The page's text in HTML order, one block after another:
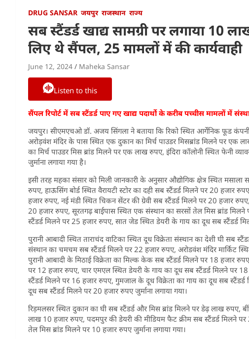
DRUG SANSAR जयपुर राजस्थान राज्य
सब स्टैंडर्ड खाद्य सामग्री पर लगाया 10
लिए थे सैंपल, 25 मामलों में की कार्यवाही
June 12, 2024 Maheka Sansar
Listen to this
सैंपल रिपोर्ट में सब स्टैंडर्ड पाए गए खाद्य पदार्थो के करीब पच्चीस मामलों में
जयपुर। सीएमएचओ डॉ. अजय सिंगला ने बताया कि रिको स्थित आर्गेनिक फूड कंपनी
अरोड़वंश मंदिर के पास स्थित एक दुकान का मिर्च पाउडर मिसब्रांड मिलने पर एक
का मिर्च पाउडर मिस ब्रांड मिलने पर एक लाख रुपए, इंदिरा कॉलोनी स्थित फेनी
जुर्माना लगाया गया है।
इसी तरह महका संसार को मिली जानकारी के अनुसार औद्योगिक क्षेत्र स्थित मसाला
रुपए, हाऊसिंग बोर्ड स्थित वैरायटी स्टोर का दही सब स्टैंडर्ड मिलने पर 20 हजार
हजार रुपए, नई मंडी स्थित चिकन सेंटर की ग्रेवी सब स्टैंडर्ड मिलने पर 20 हजार
20 हजार रुपए, सूरतगढ़ बाईपास स्थित एक संस्थान का सरसों तेल मिस ब्रांड
स्टैंडर्ड मिलने पर 25 हजार रुपए, सात जेड स्थित डेयरी के गाय का दूध सब स्टैंडर्ड
पुरानी आबादी स्थित ताराचंद वाटिका स्थित दूध विक्रेता संस्थान का देशी घी सब
संस्थान का चमचम सब स्टैंडर्ड मिलने पर 22 हजार रुपए, अरोडवंश मंदिर मार्किट
पुरानी आबादी के मिठाई विक्रेता का मिल्क केक सब स्टैंडर्ड मिलने पर 18 हजार
पर 12 हजार रुपए, चार एमएल स्थित डेयरी के गाय का दूध सब स्टैंडर्ड मिलने पर
स्टैंडर्ड मिलने पर 16 हजार रुपए, गुमजाल के दूध विक्रेता का गाय का दूध सब
दूध सब स्टैंडर्ड मिलने पर 20 हजार रुपए जुर्माना लगाया गया।
रिड़मलसर स्थित दुकान का घी सब स्टैंडर्ड और मिस ब्रांड मिलने पर डेढ़ लाख रुपए,
लाख 10 हजार रुपए, पदमपुर की डेयरी की मीडियम फैट क्रीम सब स्टैंडर्ड मिलने पर
तेल मिस ब्रांड मिलने पर 10 हजार रुपए जुर्माना लगाया गया।